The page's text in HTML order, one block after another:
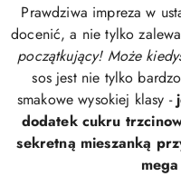
Prawdziwa impreza w
docenić, a nie tylko
początkujący! Może
sos jest nie tylko
smakowe wysokiej klasy -
dodatek cukru
sekretną mieszanką